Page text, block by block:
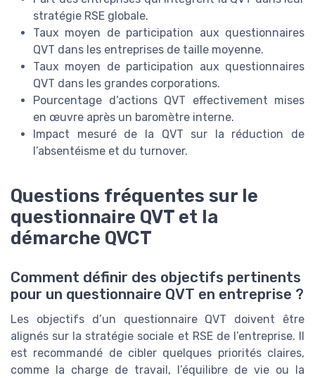
stratégie RSE globale.
Taux moyen de participation aux questionnaires
QVT dans les entreprises de taille moyenne.
Taux moyen de participation aux questionnaires
QVT dans les grandes corporations.
Pourcentage d’actions QVT effectivement mises
en œuvre après un baromètre interne.
Impact mesuré de la QVT sur la réduction de
l’absentéisme et du turnover.
Questions fréquentes sur le
questionnaire QVT et la
démarche QVCT
Comment définir des objectifs pertinents
pour un questionnaire QVT en entreprise ?
Les objectifs d’un questionnaire QVT doivent être
alignés sur la stratégie sociale et RSE de l’entreprise. Il
est recommandé de cibler quelques priorités claires,
comme la charge de travail, l’équilibre de vie ou la